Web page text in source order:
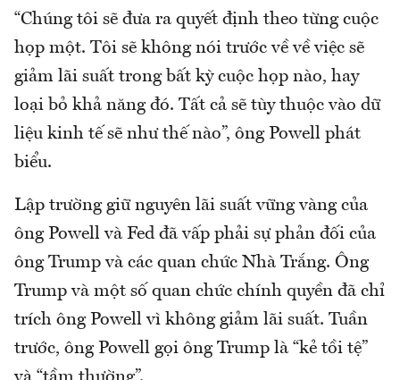
“Chúng tôi sẽ đưa ra quyết định theo từng cuộc
họp một. Tôi sẽ không nói trước về về việc sẽ
giảm lãi suất trong bất kỳ cuộc họp nào, hay
loại bỏ khả năng đó. Tất cả sẽ tùy thuộc vào dữ
liệu kinh tế sẽ như thế nào”, ông Powell phát
biểu.
Lập trường giữ nguyên lãi suất vững vàng của
ông Powell và Fed đã vấp phải sự phản đối của
ông Trump và các quan chức Nhà Trắng. Ông
Trump và một số quan chức chính quyền đã chỉ
trích ông Powell vì không giảm lãi suất. Tuần
trước, ông Powell gọi ông Trump là “kẻ tồi tệ”